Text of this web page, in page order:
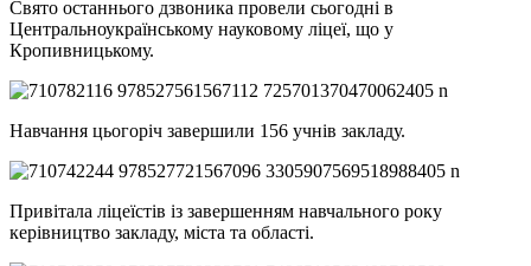
Свято останнього дзвоника провели сьогодні в
Центральноукраїнському науковому ліцеї, що у
Кропивницькому.
Навчання цьогоріч завершили 156 учнів закладу.
Привітала ліцеїстів із завершенням навчального року
керівництво закладу, міста та області.